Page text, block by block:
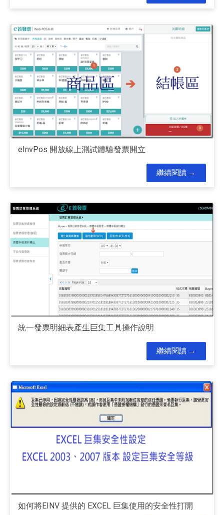
eInvPos 開放線上測試體驗發票開立
繼續閱讀
統一發票明細表產生巨集工具操作說明
繼續閱讀
如何將EINV 提供的 EXCEL 巨集使用的安全性打開